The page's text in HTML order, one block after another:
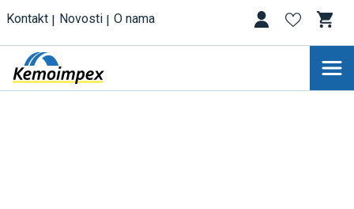
Kontakt Novosti O nama